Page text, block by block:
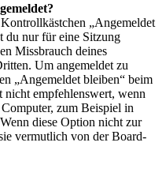
„Angemeldet
du nur für eine Sitzung
Missbrauch deines
Um angemeldet zu
„Angemeldet bleiben“ beim
nicht empfehlenswert, wenn
zum Beispiel in
diese Option nicht zur
vermutlich von der Board-